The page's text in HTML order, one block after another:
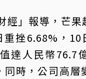
經」報導，芒果
挫6.68%，10
達人民幣76.7
同時，公司高層